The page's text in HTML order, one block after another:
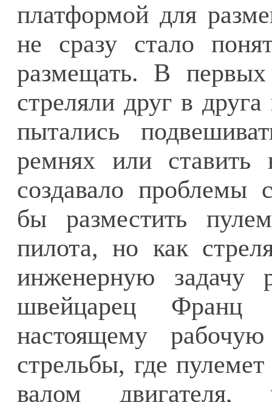
платформой для
не сразу стало
размещать. В
стреляли друг в
пытались
ремнях или
создавало проблемы
бы разместить
пилота, но как
инженерную
швейцарец
настоящему
стрельбы, где
валом двигателя,